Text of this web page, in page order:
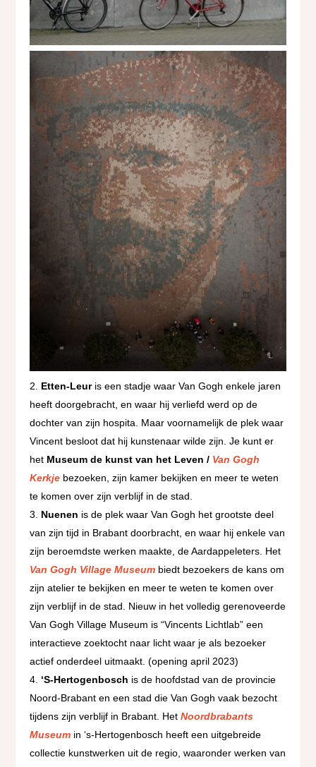
Etten-Leuris een stadje waar Van Gogh enkele jaren
heeft doorgebracht, en waar hij verliefd werd op de
dochter van zijn hospita. Maar voornamelijk de plek waar
Vincent besloot dat hij kunstenaar wilde zijn. Je kunt er
het Museum de kunst van het Leven / Van Gogh
Kerkje bezoeken, zijn kamer bekijken en meer te weten
te komen over zijn verblijf in de stad.
Nuenen is de plek waar Van Gogh het grootste deel
van zijn tijd in Brabant doorbracht, en waar hij enkele van
zijn beroemdste werken maakte, de Aardappeleters. Het
Van Gogh Village Museum biedt bezoekers de kans om
zijn atelier te bekijken en meer te weten te komen over
zijn verblijf in de stad. Nieuw in het volledig gerenoveerde
Van Gogh Village Museum is “Vincents Lichtlab” een
interactieve zoektocht naar licht waar je als bezoeker
actief onderdeel uitmaakt. (opening april 2023)
‘S-Hertogenbosch is de hoofdstad van de provincie
Noord-Brabant en een stad die Van Gogh vaak bezocht
tijdens zijn verblijf in Brabant. HetNoordbrabants
Museum in ‘s-Hertogenbosch heeft een uitgebreide
collectie kunstwerken uit de regio, waaronder werken van